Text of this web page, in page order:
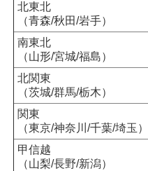
北東北
（青森/秋田/岩手）
南東北
（山形/宮城/福島）
北関東
（茨城/群馬/栃木）
関東
（東京/神奈川/千葉/埼玉）
甲信越
（山梨/長野/新潟）